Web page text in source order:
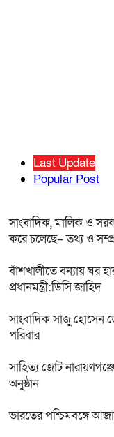
Last Update
Popular Post
সাংবাদিক, মালিক ও
করে চলেছে– তথ্য ও
বাঁশখালীতে বন্যায় ঘর
প্রধানমন্ত্রী:ডিসি জাহিদ
সাংবাদিক সাজু হোসেন
পরিবার
সাহিত্য জোট
অনুষ্ঠান
ভারতের পশ্চিমবঙ্গে